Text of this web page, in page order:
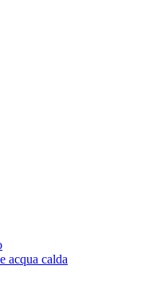
acqua calda